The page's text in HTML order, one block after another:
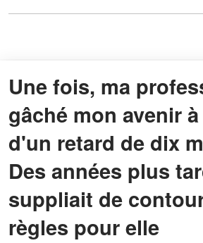
Une fois, ma
gâché mon avenir
d'un retard de dix
Des années plus
suppliait de
règles pour elle